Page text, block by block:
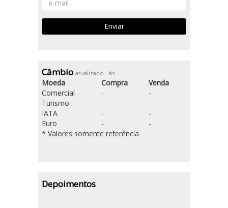
Câmbio atualizado - às -
Moeda Compra
Venda
Comercial
-
-
Turismo
-
-
IATA
-
-
Euro
-
-
* Valores somente referência
Depoimentos